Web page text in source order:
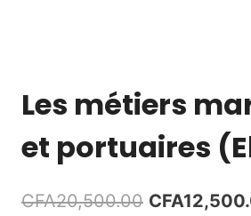
Les métiers
et portuaires
CFA20,500.00 Le
CFA